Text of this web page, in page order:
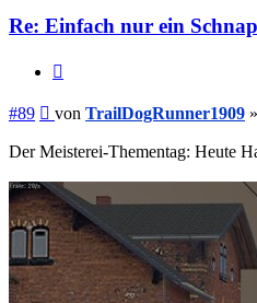
Re: Einfach nur ein
#89 Beitrag
von TrailDogRunner1909 »
Der Meisterei-Thementag: Heute